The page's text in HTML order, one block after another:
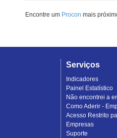
Encontre um Procon mais
Serviços
Indicadores
Painel Estatístico
Não encontrei a
Como Aderir -
Acesso Restrito
Empresas
Suporte